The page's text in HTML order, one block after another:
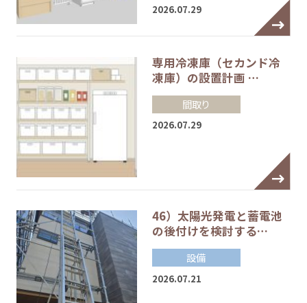
2026.07.29
専用冷凍庫（セカンド冷
凍庫）の設置計画 …
間取り
2026.07.29
46）太陽光発電と蓄電池
の後付けを検討する…
設備
2026.07.21